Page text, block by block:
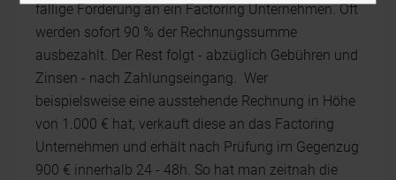
fällige Forderung an ein Factoring Unternehmen. Oft
werden sofort 90 % der Rechnungssumme
ausbezahlt. Der Rest folgt - abzüglich Gebühren und
Zinsen - nach Zahlungseingang. Wer
beispielsweise eine ausstehende Rechnung in Höhe
von 1.000 € hat, verkauft diese an das Factoring
Unternehmen und erhält nach Prüfung im Gegenzug
900 € innerhalb 24 - 48h. So hat man zeitnah die